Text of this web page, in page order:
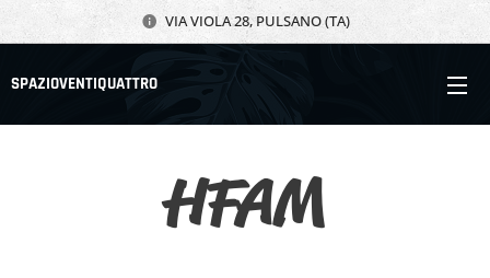
VIA VIOLA 28, PULSANO (TA)
SPAZIOVENTIQUATTRO
HFAM